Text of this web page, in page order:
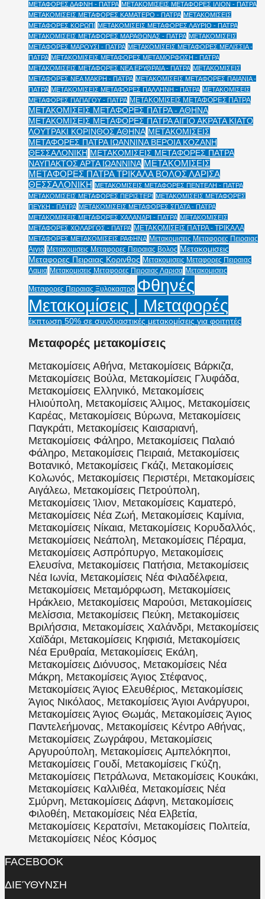
ΜΕΤΑΦΟΡΕΣ ΔΑΦΝΗ - ΠΑΤΡΑ ΜΕΤΑΚΟΜΙΣΕΙΣ ΜΕΤΑΦΟΡΕΣ ΙΛΙΟΝ - ΠΑΤΡΑ
ΜΕΤΑΚΟΜΙΣΕΙΣ ΜΕΤΑΦΟΡΕΣ ΚΑΜΑΤΕΡΟ - ΠΑΤΡΑ ΜΕΤΑΚΟΜΙΣΕΙΣ
ΜΕΤΑΦΟΡΕΣ ΚΟΡΩΠΙ
ΜΕΤΑΚΟΜΙΣΕΙΣ ΜΕΤΑΦΟΡΕΣ ΛΑΥΡΙΟ - ΠΑΤΡΑ
ΜΕΤΑΚΟΜΙΣΕΙΣ ΜΕΤΑΦΟΡΕΣ ΜΑΡΑΘΩΝΑΣ - ΠΑΤΡΑ ΜΕΤΑΚΟΜΙΣΕΙΣ
ΜΕΤΑΦΟΡΕΣ ΜΑΡΟΥΣΙ - ΠΑΤΡΑ ΜΕΤΑΚΟΜΙΣΕΙΣ ΜΕΤΑΦΟΡΕΣ ΜΕΛΙΣΣΙΑ -
ΠΑΤΡΑ ΜΕΤΑΚΟΜΙΣΕΙΣ ΜΕΤΑΦΟΡΕΣ ΜΕΤΑΜΟΡΦΩΣΗ - ΠΑΤΡΑ
ΜΕΤΑΚΟΜΙΣΕΙΣ ΜΕΤΑΦΟΡΕΣ ΝΕΑ ΕΡΥΘΡΑΙΑ - ΠΑΤΡΑ ΜΕΤΑΚΟΜΙΣΕΙΣ
ΜΕΤΑΦΟΡΕΣ ΝΕΑ ΜΑΚΡΗ - ΠΑΤΡΑ ΜΕΤΑΚΟΜΙΣΕΙΣ ΜΕΤΑΦΟΡΕΣ ΠΑΙΑΝΙΑ -
ΠΑΤΡΑ ΜΕΤΑΚΟΜΙΣΕΙΣ ΜΕΤΑΦΟΡΕΣ ΠΑΛΛΗΝΗ - ΠΑΤΡΑ ΜΕΤΑΚΟΜΙΣΕΙΣ
ΜΕΤΑΦΟΡΕΣ ΠΑΠΑΓΟΥ - ΠΑΤΡΑ ΜΕΤΑΚΟΜΙΣΕΙΣ ΜΕΤΑΦΟΡΕΣ ΠΑΤΡΑ
ΜΕΤΑΚΟΜΙΣΕΙΣ ΜΕΤΑΦΟΡΕΣ ΠΑΤΡΑ - ΑΘΗΝΑ
ΜΕΤΑΚΟΜΙΣΕΙΣ ΜΕΤΑΦΟΡΕΣ ΠΑΤΡΑ ΑΙΓΙΟ ΑΚΡΑΤΑ ΚΙΑΤΟ
ΛΟΥΤΡΑΚΙ ΚΟΡΙΝΘΟΣ ΑΘΗΝΑ ΜΕΤΑΚΟΜΙΣΕΙΣ
ΜΕΤΑΦΟΡΕΣ ΠΑΤΡΑ ΙΩΑΝΝΙΝΑ ΒΕΡΟΙΑ ΚΟΖΑΝΗ
ΘΕΣΣΑΛΟΝΙΚΗ ΜΕΤΑΚΟΜΙΣΕΙΣ ΜΕΤΑΦΟΡΕΣ ΠΑΤΡΑ
ΝΑΥΠΑΚΤΟΣ ΑΡΤΑ ΙΩΑΝΝΙΝΑ ΜΕΤΑΚΟΜΙΣΕΙΣ
ΜΕΤΑΦΟΡΕΣ ΠΑΤΡΑ ΤΡΙΚΑΛΑ ΒΟΛΟΣ ΛΑΡΙΣΑ
ΘΕΣΣΑΛΟΝΙΚΗ ΜΕΤΑΚΟΜΙΣΕΙΣ ΜΕΤΑΦΟΡΕΣ ΠΕΝΤΕΛΗ - ΠΑΤΡΑ
ΜΕΤΑΚΟΜΙΣΕΙΣ ΜΕΤΑΦΟΡΕΣ ΠΕΡΙΣΤΕΡΙ
ΜΕΤΑΚΟΜΙΣΕΙΣ ΜΕΤΑΦΟΡΕΣ
ΠΕΥΚΗ - ΠΑΤΡΑ ΜΕΤΑΚΟΜΙΣΕΙΣ ΜΕΤΑΦΟΡΕΣ ΣΠΑΤΑ - ΠΑΤΡΑ
ΜΕΤΑΚΟΜΙΣΕΙΣ ΜΕΤΑΦΟΡΕΣ ΧΑΛΑΝΔΡΙ - ΠΑΤΡΑ ΜΕΤΑΚΟΜΙΣΕΙΣ
ΜΕΤΑΦΟΡΕΣ ΧΟΛΑΡΓΟΣ - ΠΑΤΡΑ ΜΕΤΑΚΟΜΙΣΕΙΣ ΠΑΤΡΑ - ΤΡΙΚΑΛΑ
ΜΕΤΑΦΟΡΕΣ ΜΕΤΑΚΟΜΙΣΕΙΣ ΡΑΦΗΝΑ Μετακομισεις Μεταφορες Πειραιας
Αιγιο Μετακομισεις Μεταφορες Πειραιας Βολος Μετακομισεις
Μεταφορες Πειραιας Κορινθος Μετακομισεις Μεταφορες Πειραιας
Λαμια Μετακομισεις Μεταφορες Πειραιας Λαρισα Μετακομισεις
Μεταφορες Πειραιας Ξυλοκαστρο Φθηνές
Μετακομίσεις | Μεταφορές
έκπτωση 50% σε συνδυαστικές μετακομίσεις για φοιτητές
Μεταφορές μετακομίσεις
Μετακομίσεις Αθήνα, Μετακομίσεις Βάρκιζα,
Μετακομίσεις Βούλα, Μετακομίσεις Γλυφάδα,
Μετακομίσεις Ελληνικό, Μετακομίσεις
Ηλιούπολη, Μετακομίσεις Άλιμος, Μετακομίσεις
Καρέας, Μετακομίσεις Βύρωνα, Μετακομίσεις
Παγκράτι, Μετακομίσεις Καισαριανή,
Μετακομίσεις Φάληρο, Μετακομίσεις Παλαιό
Φάληρο, Μετακομίσεις Πειραιά, Μετακομίσεις
Βοτανικό, Μετακομίσεις Γκάζι, Μετακομίσεις
Κολωνός, Μετακομίσεις Περιστέρι, Μετακομίσεις
Αιγάλεω, Μετακομίσεις Πετρούπολη,
Μετακομίσεις Ίλιον, Μετακομίσεις Καματερό,
Μετακομίσεις Νέα Ζωή, Μετακομίσεις Καμίνια,
Μετακομίσεις Νίκαια, Μετακομίσεις Κορυδαλλός,
Μετακομίσεις Νεάπολη, Μετακομίσεις Πέραμα,
Μετακομίσεις Ασπρόπυργο, Μετακομίσεις
Ελευσίνα, Μετακομίσεις Πατήσια, Μετακομίσεις
Νέα Ιωνία, Μετακομίσεις Νέα Φιλαδέλφεια,
Μετακομίσεις Μεταμόρφωση, Μετακομίσεις
Ηράκλειο, Μετακομίσεις Μαρούσι, Μετακομίσεις
Μελίσσια, Μετακομίσεις Πεύκη, Μετακομίσεις
Βριλήσσια, Μετακομίσεις Χαλάνδρι, Μετακομίσεις
Χαϊδάρι, Μετακομίσεις Κηφισιά, Μετακομίσεις
Νέα Ερυθραία, Μετακομίσεις Εκάλη,
Μετακομίσεις Διόνυσος, Μετακομίσεις Νέα
Μάκρη, Μετακομίσεις Άγιος Στέφανος,
Μετακομίσεις Άγιος Ελευθέριος, Μετακομίσεις
Άγιος Νικόλαος, Μετακομίσεις Άγιοι Ανάργυροι,
Μετακομίσεις Άγιος Θωμάς, Μετακομίσεις Άγιος
Παντελεήμονας, Μετακομίσεις Κέντρο Αθήνας,
Μετακομίσεις Ζωγράφου, Μετακομίσεις
Αργυρούπολη, Μετακομίσεις Αμπελόκηποι,
Μετακομίσεις Γουδί, Μετακομίσεις Γκύζη,
Μετακομίσεις Πετράλωνα, Μετακομίσεις Κουκάκι,
Μετακομίσεις Καλλιθέα, Μετακομίσεις Νέα
Σμύρνη, Μετακομίσεις Δάφνη, Μετακομίσεις
Φιλοθέη, Μετακομίσεις Νέα Ελβετία,
Μετακομίσεις Κερατσίνι, Μετακομίσεις Πολιτεία,
Μετακομίσεις Νέος Κόσμος
FACEBOOK
ΔΙΕΎΘΥΝΣΗ